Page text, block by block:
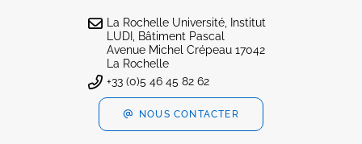
La Rochelle Université, Institut
LUDI, Bâtiment Pascal
Avenue Michel Crépeau 17042
La Rochelle
+33 (0)5 46 45 82 62
NOUS CONTACTER